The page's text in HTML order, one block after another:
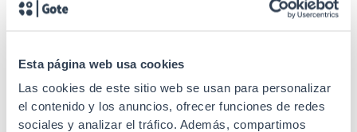
Esta página web usa cookies
Las cookies de este sitio web se usan para personalizar
el contenido y los anuncios, ofrecer funciones de redes
sociales y analizar el tráfico. Además, compartimos
Especificações
necessários para
facilitar a instalação e
o posicionamento
correto.